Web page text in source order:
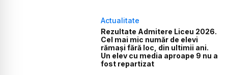
Actualitate
Rezultate Admitere Liceu 2026.
Cel mai mic număr de elevi
rămași fără loc, din ultimii ani.
Un elev cu media aproape 9 nu a
fost repartizat